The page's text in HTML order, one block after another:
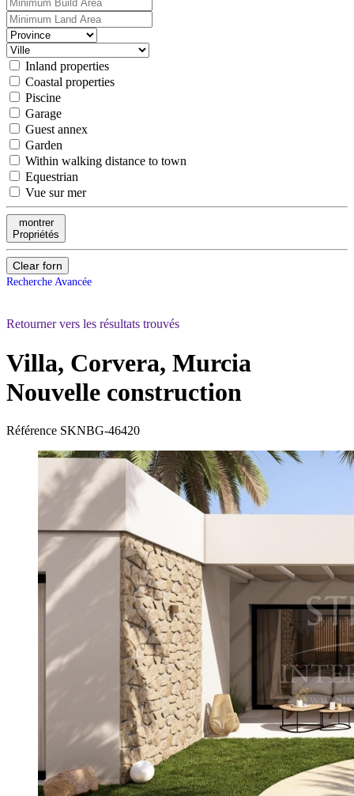
Inland properties
Coastal properties
Piscine
Garage
Guest annex
Garden
Within walking distance to town
Equestrian
Vue sur mer
montrer
Propriétés
Clear forn
Recherche Avancée
Retourner vers les résultats trouvés
Villa, Corvera, Murcia
Nouvelle construction
Référence SKNBG-46420